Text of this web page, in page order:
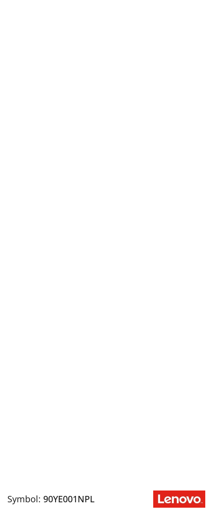
Symbol: 90YE001NPL